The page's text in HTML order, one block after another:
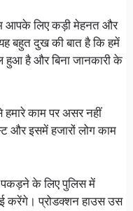
आपके लिए कड़ी मेहनत और
बहुत दुख की बात है कि हमें
हुआ है और बिना जानकारी के
काम पर असर नहीं
और इसमें हजारों लोग काम
पकड़ने के लिए पुलिस में
करेंगे। प्रोडक्शन हाउस उस